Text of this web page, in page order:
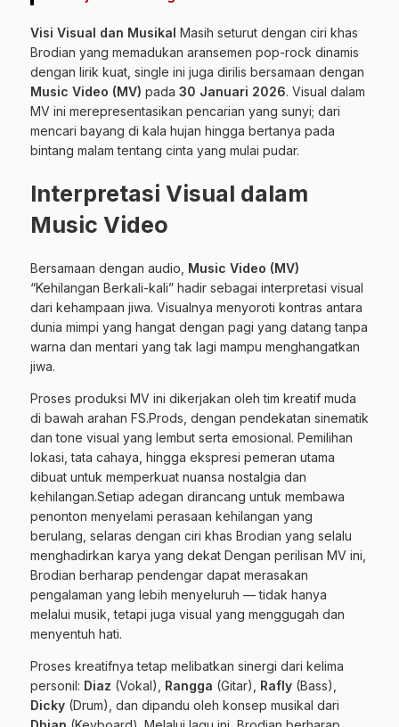
Visi Visual dan Musikal Masih seturut dengan ciri khas
Brodian yang memadukan aransemen pop-rock dinamis
dengan lirik kuat, single ini juga dirilis bersamaan dengan
Music Video (MV) pada 30 Januari 2026. Visual dalam
MV ini merepresentasikan pencarian yang sunyi; dari
mencari bayang di kala hujan hingga bertanya pada
bintang malam tentang cinta yang mulai pudar.
Interpretasi Visual dalam
Music Video
Bersamaan dengan audio, Music Video (MV)
“Kehilangan Berkali-kali” hadir sebagai interpretasi visual
dari kehampaan jiwa. Visualnya menyoroti kontras antara
dunia mimpi yang hangat dengan pagi yang datang tanpa
warna dan mentari yang tak lagi mampu menghangatkan
jiwa.
Proses produksi MV ini dikerjakan oleh tim kreatif muda
di bawah arahan FS.Prods, dengan pendekatan sinematik
dan tone visual yang lembut serta emosional. Pemilihan
lokasi, tata cahaya, hingga ekspresi pemeran utama
dibuat untuk memperkuat nuansa nostalgia dan
kehilangan.Setiap adegan dirancang untuk membawa
penonton menyelami perasaan kehilangan yang
berulang, selaras dengan ciri khas Brodian yang selalu
menghadirkan karya yang dekat Dengan perilisan MV ini,
Brodian berharap pendengar dapat merasakan
pengalaman yang lebih menyeluruh — tidak hanya
melalui musik, tetapi juga visual yang menggugah dan
menyentuh hati.
Proses kreatifnya tetap melibatkan sinergi dari kelima
personil: Diaz (Vokal), Rangga (Gitar), Rafly (Bass),
Dicky (Drum), dan dipandu oleh konsep musikal dari